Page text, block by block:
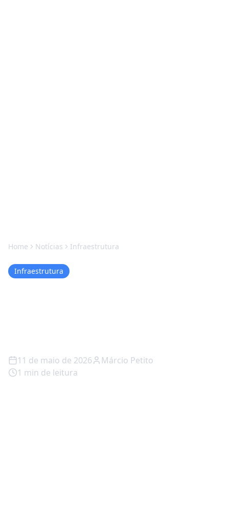
Home Notícias Infraestrutura
Infraestrutura
11 de maio de 2026
Márcio Petito
1 min de leitura